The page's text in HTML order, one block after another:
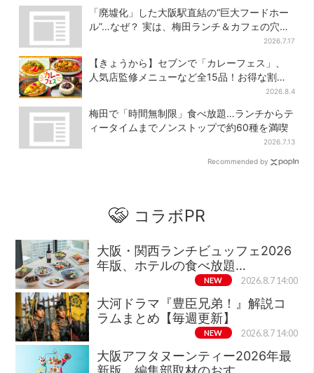
楽曲ともシンクロ
民の“おやつ調達”にも
「廃墟化」した大阪駅直結の“巨大フードホー
ル”…なぜ？ 実は、梅田ランチ＆カフェの穴場
2026.7.17
【きょうから】セブンで「カレーフェス」、
人気店監修メニューなど全15品！お得な割引
2026.8.4
梅田で「時間無制限」食べ放題…ランチからテ
ィータイムまでノンストップで約60種を満喫
2026.7.13
Recommended by
コラボPR
大阪・関西ランチビュッフェ2026
年版、ホテルの食べ放題…
NEW 2026.8.7 14:00
大河ドラマ『豊臣兄弟！』解説コ
ラムまとめ【毎週更新】
NEW 2026.8.7 14:00
大阪アフタヌーンティー2026年最